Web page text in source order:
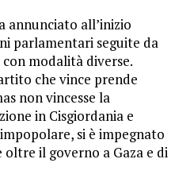
annunciato all’inizio
parlamentari seguite da
modalità diverse.
che vince prende
non vincesse la
in Cisgiordania e
si è impegnato
il governo a Gaza e di